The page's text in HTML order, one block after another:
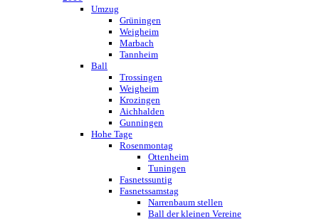
Umzug
Grüningen
Weigheim
Marbach
Tannheim
Ball
Trossingen
Weigheim
Krozingen
Aichhalden
Gunningen
Hohe Tage
Rosenmontag
Ottenheim
Tuningen
Fasnetssuntig
Fasnetssamstag
Narrenbaum stellen
Ball der kleinen Vereine